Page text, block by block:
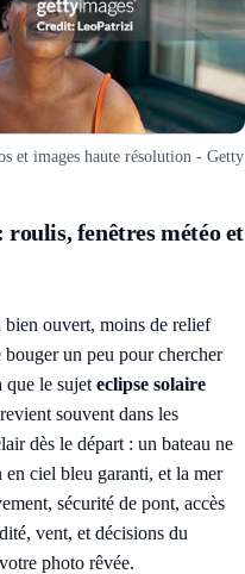
et images haute résolution - Getty
roulis, fenêtres météo et
bien ouvert, moins de relief
un peu pour chercher
que le sujet eclipse solaire
revient souvent dans les
dès le départ : un bateau ne
ciel bleu garanti, et la mer
sécurité de pont, accès
vent, et décisions du
photo rêvée.